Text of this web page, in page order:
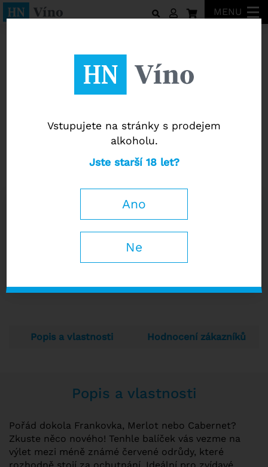
MENU
Zkušební balíček - červená vína
Kč −
Popis a vlastnosti Hodnocení zákazníků
Popis a vlastnosti
Pořád dokola Frankovka, Merlot nebo Cabernet?
Zkuste něco nového! Tenhle balíček vás vezme na
výlet mezi méně známé červené odrůdy, které
Vstupujete na stránky s prodejem
alkoholu.
Jste starší 18 let?
Ano
Ne